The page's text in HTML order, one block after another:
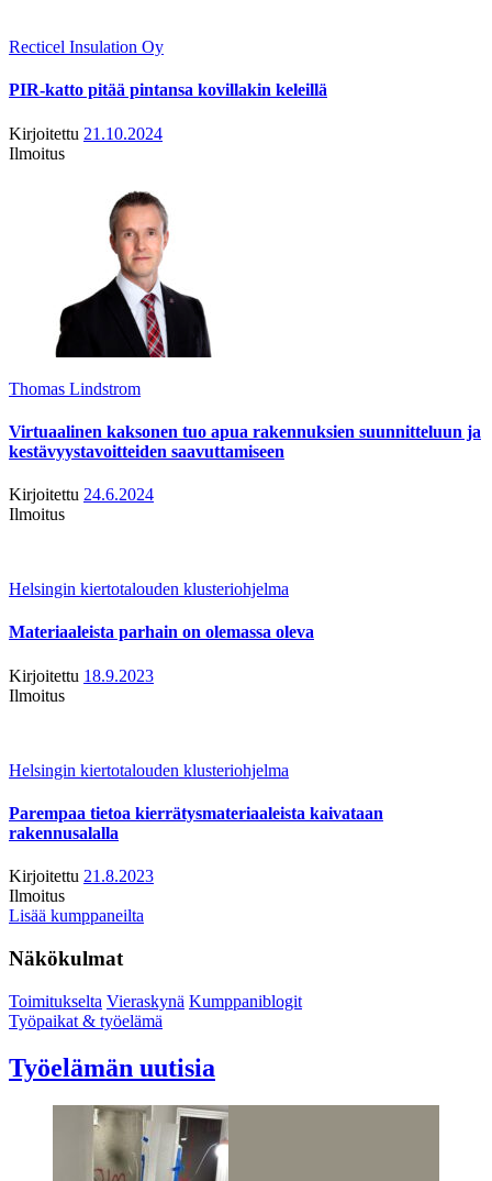
Recticel Insulation Oy
PIR-katto pitää pintansa kovillakin keleillä
Kirjoitettu 21.10.2024
Ilmoitus
Thomas Lindstrom
Virtuaalinen kaksonen tuo apua rakennuksien suunnitteluun ja
kestävyystavoitteiden saavuttamiseen
Kirjoitettu 24.6.2024
Ilmoitus
Helsingin kiertotalouden klusteriohjelma
Materiaaleista parhain on olemassa oleva
Kirjoitettu 18.9.2023
Ilmoitus
Helsingin kiertotalouden klusteriohjelma
Parempaa tietoa kierrätysmateriaaleista kaivataan
rakennusalalla
Kirjoitettu 21.8.2023
Ilmoitus
Lisää kumppaneilta
Näkökulmat
Toimitukselta Vieraskynä Kumppaniblogit
Työpaikat & työelämä
Työelämän uutisia